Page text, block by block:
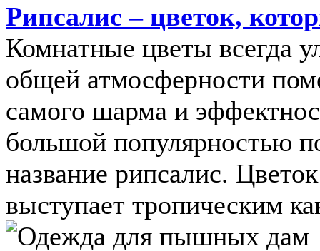
Рипсалис – цветок,
Комнатные цветы всегда
общей атмосферности
самого шарма и
большой популярностью
название рипсалис.
выступает тропическим